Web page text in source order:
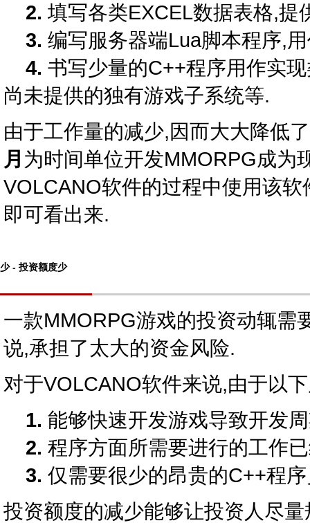
2. 填写各类EXCEL数据表格,提
3. 编写服务器端Lua脚本程序,
4. 书写少量的C++程序用作实
尚未提供的独有游戏子系统等.
由于工作量的减少,因而大大降低
月 为时间单位开发MMORPG成为
VOLCANO软件的过程中使用该
即可看出来.
少 - 投资额度少
一款MMORPG游戏的投资动辄需
说,承担了太大的资金风险.
对于VOLCANO软件来说,由于以
1. 能够快速开发游戏导致开发
2. 程序方面所需要进行的工作
3. 仅需要很少的昂贵的C++程
投资额度的减少能够让投资人尽